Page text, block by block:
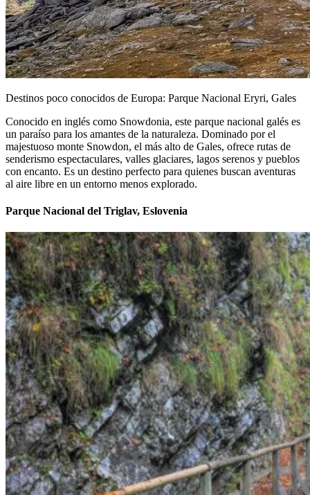
Destinos poco conocidos de Europa: Parque Nacional Eryri, Gales
Conocido en inglés como Snowdonia, este parque nacional galés es
un paraíso para los amantes de la naturaleza. Dominado por el
majestuoso monte Snowdon, el más alto de Gales, ofrece rutas de
senderismo espectaculares, valles glaciares, lagos serenos y pueblos
con encanto. Es un destino perfecto para quienes buscan aventuras
al aire libre en un entorno menos explorado.
Parque Nacional del Triglav, Eslovenia